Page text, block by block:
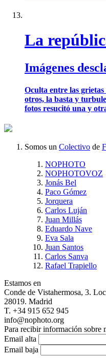
La
Imágenes
Oculta entre las
otros, la basta y
fotos resucitó una y
Somos un Colectivo de
NOPHOTO
NOPHOTOVOZ
Jonás Bel
Paco Gómez
Jorquera
Carlos Luján
Juan Millás
Eduardo Nave
Eva Sala
Juan Santos
Carlos Sanva
Rafael Trapiello
Estamos en
Conde de Vistahermosa, 3.
28019. Madrid
T. +34 915 652 945
info@nophoto.org
Para recibir información sobre
Email alta
Email baja